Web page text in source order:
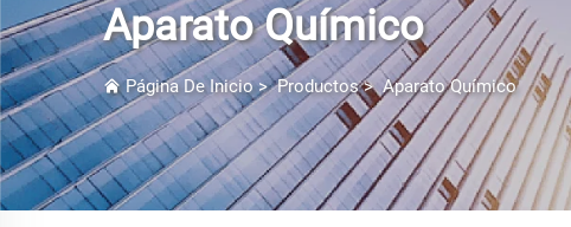
Aparato Químico
Página De Inicio>Productos> Aparato Químico